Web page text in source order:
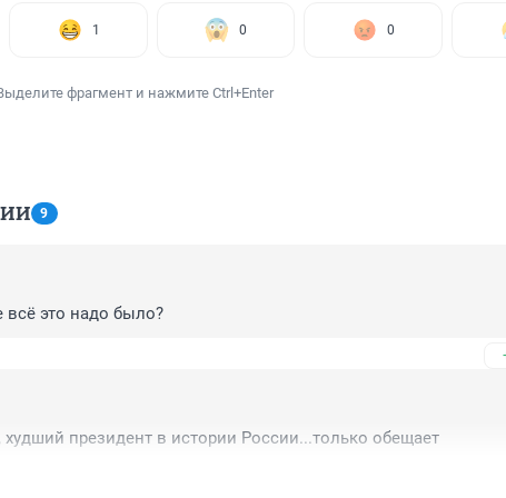
1 0 0
фрагмент и нажмите Ctrl+Enter
9
это надо было?
президент в истории России...только обещает